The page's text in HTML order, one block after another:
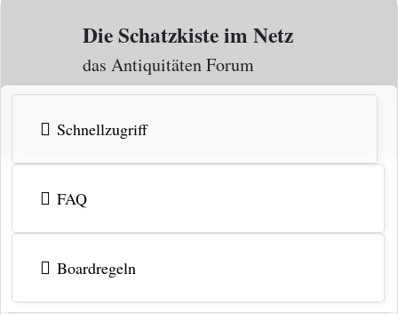
Zum Inhalt
Die Schatzkiste im Netz
das Antiquitäten Forum
Schnellzugriff
FAQ
Boardregeln